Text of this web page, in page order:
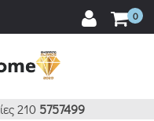
0
210 5757499